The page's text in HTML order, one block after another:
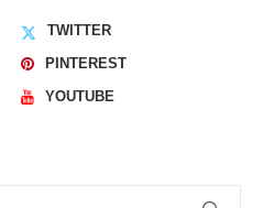
TWITTER
PINTEREST
YOUTUBE